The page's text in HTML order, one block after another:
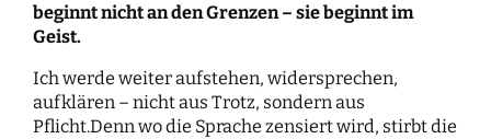
beginnt nicht an den Grenzen – sie beginnt im
Geist.
Ich werde weiter aufstehen, widersprechen,
aufklären – nicht aus Trotz, sondern aus
Pflicht.Denn wo die Sprache zensiert wird, stirbt die